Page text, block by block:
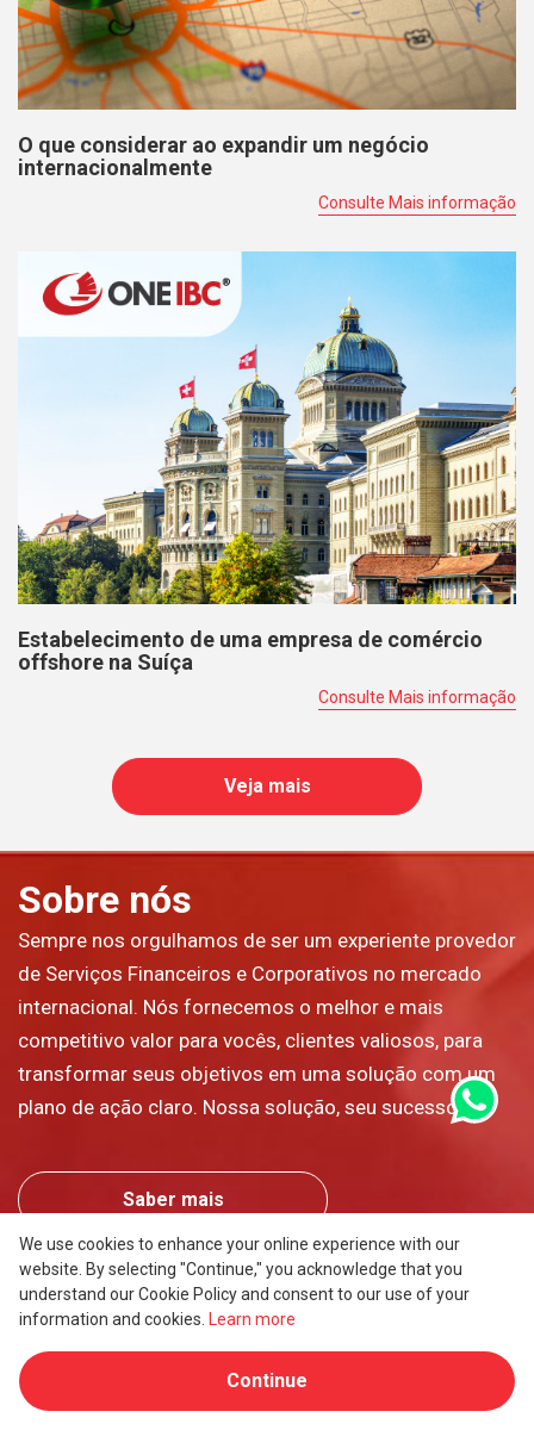
O que considerar ao expandir um negócio
internacionalmente
Consulte Mais informação
Estabelecimento de uma empresa de comércio
offshore na Suíça
Consulte Mais informação
Veja mais
Sobre nós
Sempre nos orgulhamos de ser um experiente provedor
de Serviços Financeiros e Corporativos no mercado
internacional. Nós fornecemos o melhor e mais
competitivo valor para vocês, clientes valiosos, para
transformar seus objetivos em uma solução com um
plano de ação claro. Nossa solução, seu sucesso.
Saber mais
Omã Português
Sobre nós
Termos de serviço
Empresas de prateleiras
We use cookies to enhance your online experience with our
website. By selecting "Continue," you acknowledge that you
understand our Cookie Policy and consent to our use of your
information and cookies.
Learn more
Continue